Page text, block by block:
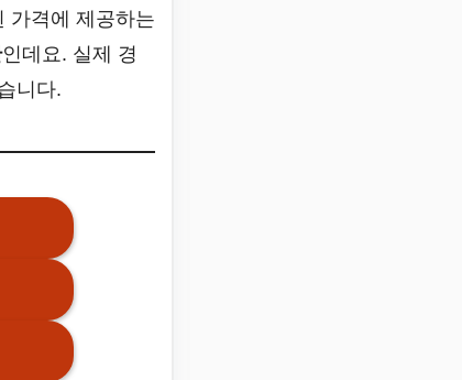
가격에 제공하는
인데요. 실제 경
니다.